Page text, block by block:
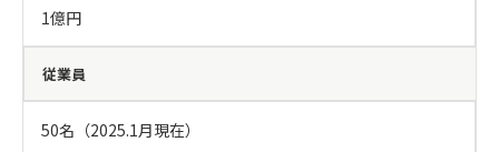
1億円
従業員
50名（2025.1月現在）